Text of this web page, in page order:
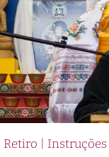
Retiro | Instruções